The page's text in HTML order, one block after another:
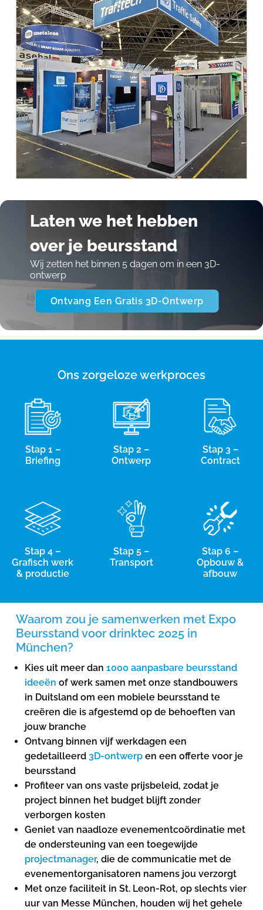
Laten we het hebben
over je beursstand
Wij zetten het binnen 5 dagen om in een 3D-
ontwerp
Ontvang Een Gratis 3D-Ontwerp
Ons zorgeloze werkproces
Stap 1 –
Briefing
Stap 2 –
Ontwerp
Stap 3 –
Contract
Stap 4 –
Grafisch werk
& productie
Stap 5 –
Transport
Stap 6 –
Opbouw &
afbouw
Waarom zou je samenwerken met Expo
Beursstand voor drinktec 2025 in
München?
Kies uit meer dan 1000 aanpasbare beursstand
ideeën of werk samen met onze standbouwers
in Duitsland om een mobiele beursstand te
creëren die is afgestemd op de behoeften van
jouw branche
Ontvang binnen vijf werkdagen een
gedetailleerd 3D-ontwerp en een offerte voor je
beursstand
Profiteer van ons vaste prijsbeleid, zodat je
project binnen het budget blijft zonder
verborgen kosten
Geniet van naadloze evenementcoördinatie met
de ondersteuning van een toegewijde
projectmanager, die de communicatie met de
evenementorganisatoren namens jou verzorgt
Met onze faciliteit in St. Leon-Rot, op slechts vier
uur van Messe München, houden wij het gehele